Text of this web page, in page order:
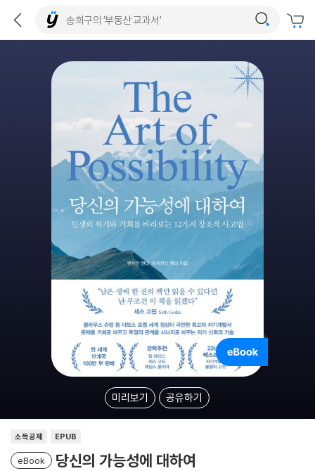
미리보기 공유하기
소득공제 EPUB
eBook 당신의 가능성에 대하여